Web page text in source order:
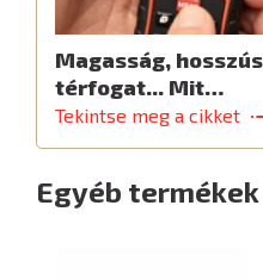
Magasság,
térfogat... Mit…
Tekintse meg a cikket
Egyéb